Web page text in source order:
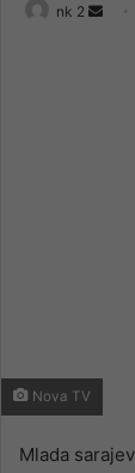
nk 2
Send
Nova TV
Mlada